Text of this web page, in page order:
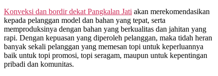
Konveksi dan bordir dekat Pangkalan Jati akan merekomendasikan
kepada pelanggan model dan bahan yang tepat, serta
memproduksinya dengan bahan yang berkualitas dan jahitan yang
rapi. Dengan kepuasan yang diperoleh pelanggan, maka tidah heran
banyak sekali pelanggan yang memesan topi untuk keperluannya
baik untuk topi promosi, topi seragam, maupun untuk kepentingan
pribadi dan komunitas.